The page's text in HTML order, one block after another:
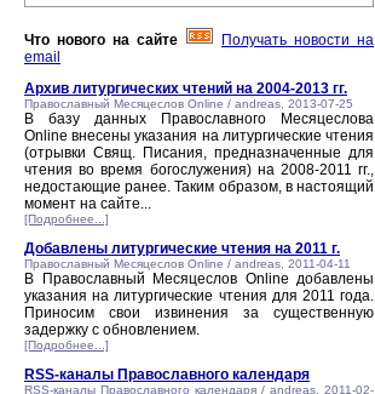
Что нового на сайте
Получать новости на
email
Архив литургических чтений на 2004-2013 гг.
Православный Месяцеслов Online / andreas, 2013-07-25
В базу данных Православного Месяцеслова
Online внесены указания на литургические чтения
(отрывки Свящ. Писания, предназначенные для
чтения во время богослужения) на 2008-2011 гг.,
недостающие ранее. Таким образом, в настоящий
момент на сайте...
[Подробнее...]
Добавлены литургические чтения на 2011 г.
Православный Месяцеслов Online / andreas, 2011-04-11
В Православный Месяцеслов Online добавлены
указания на литургические чтения для 2011 года.
Приносим свои извинения за существенную
задержку с обновлением.
[Подробнее...]
RSS-каналы Православного календаря
RSS-каналы Православного календаря / andreas, 2011-02-